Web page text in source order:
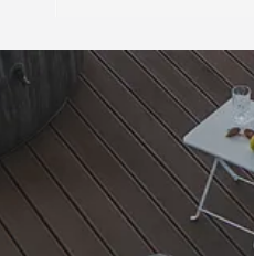
Trusted Shops
4,81/ 5
25.957 Bewertungen